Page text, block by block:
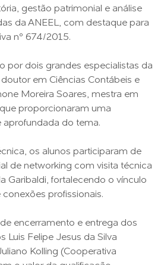
gestão patrimonial e análise
da ANEEL, com destaque para
nº 674/2015.
por dois grandes especialistas da
doutor em Ciências Contábeis e
Moreira Soares, mestra em
proporcionaram uma
do tema.
os alunos participaram de
de networking com visita técnica
Garibaldi, fortalecendo o vínculo
profissionais.
encerramento e entrega dos
Luis Felipe Jesus da Silva
Kolling (Cooperativa